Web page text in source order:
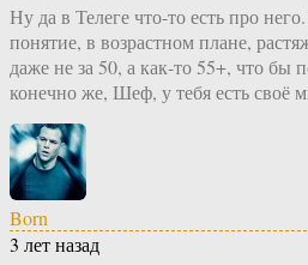
Ну да в Телеге что-то есть про
понятие, в возрастном плане,
даже не за 50, а как-то 55+, что бы
конечно же, Шеф, у тебя есть своё
Born
3 лет назад